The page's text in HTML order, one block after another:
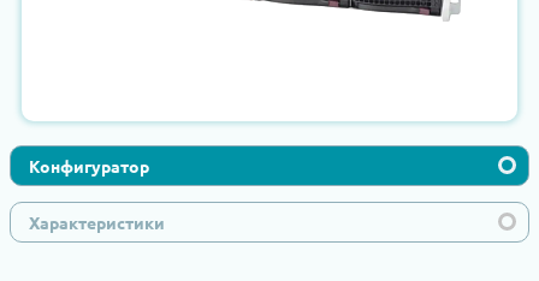
Конфигуратор
Характеристики